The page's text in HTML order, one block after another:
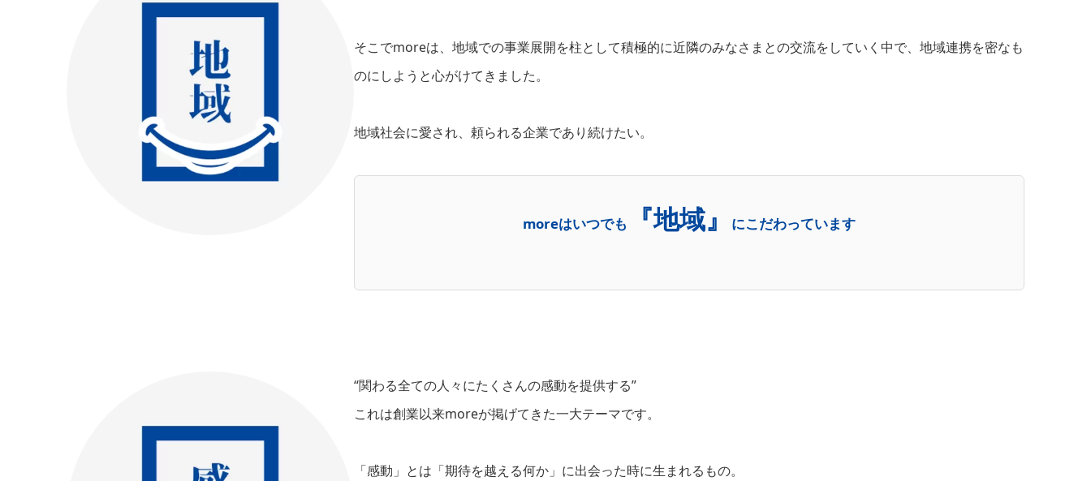
そこでmoreは、地域での事業展開を柱として積極的に近隣のみなさまとの交流をしていく中で、地域連携を密なも
のにしようと心がけてきました。
地域社会に愛され、頼られる企業であり続けたい。
moreはいつでも 『地域』 にこだわっています
“関わる全ての人々にたくさんの感動を提供する”
これは創業以来moreが掲げてきた一大テーマです。
「感動」とは「期待を越える何か」に出会った時に生まれるもの。